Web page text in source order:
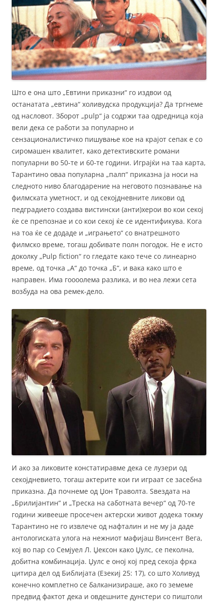
Што е она што „Евтини приказни“ го издвои од
останатата „евтина“ холивудска продукција? Да тргнеме
од насловот. Зборот „pulp“ ја содржи таа одредница која
вели дека се работи за популарно и
сензационалистичко пишување кое на крајот сепак е со
сиромашен квалитет, како детективските романи
популарни во 50-те и 60-те години. Играјќи на таа карта,
Тарантино оваа популарна „палп“ приказна ја носи на
следното ниво благодарение на неговото познавање на
филмската уметност, и од секојдневните ликови од
педградието создава вистински (анти)херои во кои секој
ќе се препознае и со кои секој ќе се идентификува. Кога
на тоа ќе се додаде и „играњето“ со внатрешното
филмско време, тогаш добивате полн погодок. Не е исто
доколку „Pulp fiction“ го гледате како тече со линеарно
време, од точка „А“ до точка „Б“, и вака како што е
направен. Има гоооолема разлика, и во неа лежи сета
возбуда на ова ремек-дело.
И ако за ликовите констатиравме дека се лузери од
секојдневието, тогаш актерите кои ги играат се засебна
приказна. Да почнеме од Џон Траволта. Ѕвездата на
„Брилијантин“ и „Треска на саботната вечер“ од 70-те
години живееше просечен актерски живот додека токму
Тарантино не го извлече од нафталин и не му ја даде
антологиската улога на нежниот мафијаш Винсент Вега,
кој во пар со Семјуел Л. Џексон како Џулс, се пеколна,
добитна комбинација. Џулс е оној кој пред секоја фрка
цитира дел од Библијата (Езекиј 25: 17), со што Холивуд
конечно комплетно се балканизираше, ако го земеме
предвид фактот дека и овдешните дунстери со пиштоли